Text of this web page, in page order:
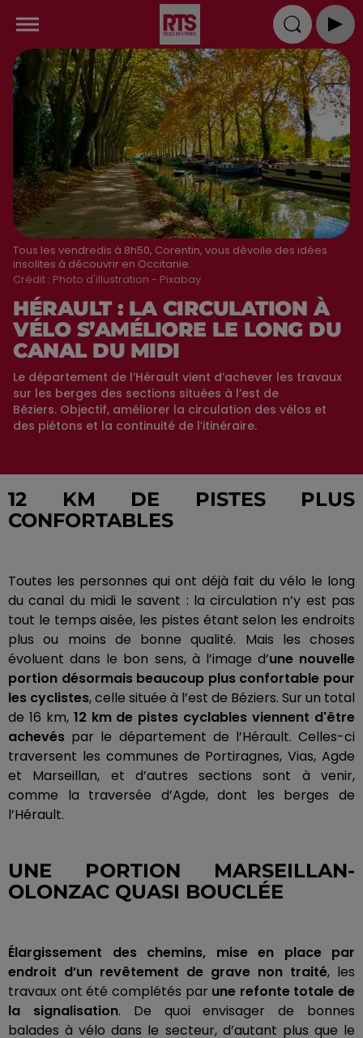
Tous les vendredis à 8h50, Corentin, vous dévoile des idées
insolites à découvrir en Occitanie.
Crédit : Photo d'illustration - Pixabay
HÉRAULT : LA CIRCULATION À
VÉLO S’AMÉLIORE LE LONG DU
CANAL DU MIDI
Le département de l’Hérault vient d’achever les travaux
sur les berges des sections situées à l’est de
Béziers. Objectif, améliorer la circulation des vélos et
des piétons et la continuité de l’itinéraire.
12 KM DE PISTES PLUS
CONFORTABLES
Toutes les personnes qui ont déjà fait du vélo le long
du canal du midi le savent : la circulation n’y est pas
tout le temps aisée, les pistes étant selon les endroits
plus ou moins de bonne qualité. Mais les choses
évoluent dans le bon sens, à l’image d’une nouvelle
portion désormais beaucoup plus confortable pour
les cyclistes, celle située à l’est de Béziers. Sur un total
de 16 km, 12 km de pistes cyclables viennent d'être
achevés par le département de l’Hérault. Celles-ci
traversent les communes de Portiragnes, Vias, Agde
et Marseillan, et d’autres sections sont à venir,
comme la traversée d’Agde, dont les berges de
l’Hérault.
UNE PORTION MARSEILLAN-
OLONZAC QUASI BOUCLÉE
Élargissement des chemins, mise en place par
endroit d’un revêtement de grave non traité, les
travaux ont été complétés par une refonte totale de
la signalisation. De quoi envisager de bonnes
balades à vélo dans le secteur, d’autant plus que le